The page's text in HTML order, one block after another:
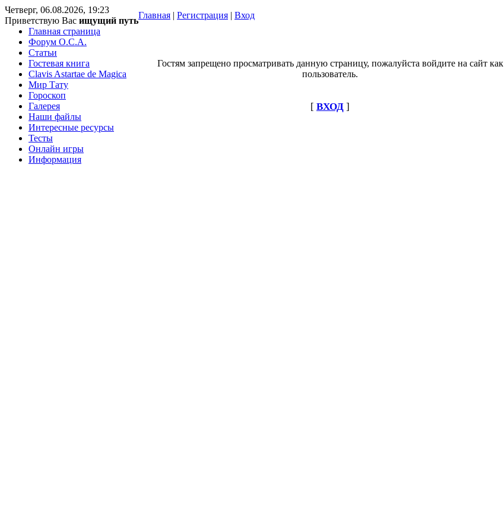
Четверг, 06.08.2026, 19:23
Приветствую Вас ищущий путь
Главная | Регистрация | Вход
Главная страница
Форум O.C.A.
Статьи
Гостевая книга
Clavis Astartae de Magica
Мир Тату
Гороскоп
Галерея
Наши файлы
Интересные ресурсы
Тесты
Онлайн игры
Информация
Гостям запрещено просматривать данную страницу, пожалуйста войдите на сайт как
пользователь.
[ ВХОД ]